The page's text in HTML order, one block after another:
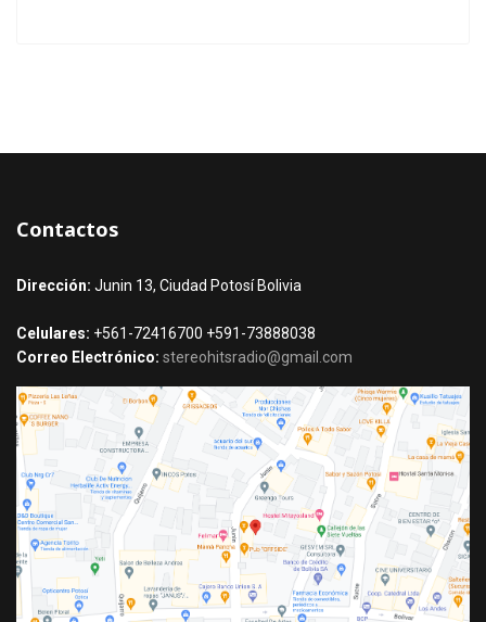
Contactos
Dirección: Junin 13, Ciudad Potosí Bolivia
Celulares: +561-72416700 +591-73888038
Correo Electrónico: stereohitsradio@gmail.com